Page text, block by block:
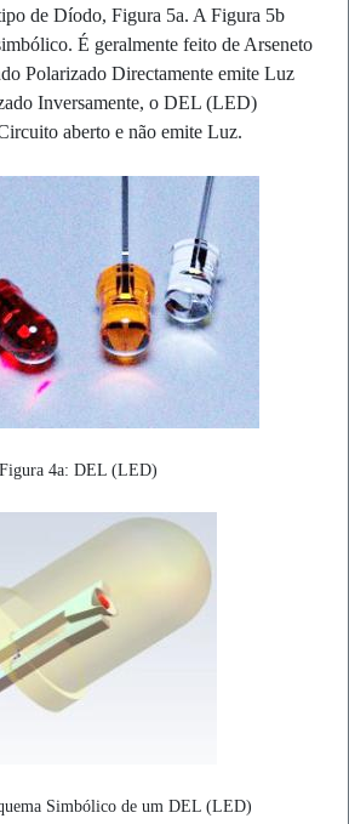
de Díodo, Figura 5a. A Figura 5b
É geralmente feito de Arseneto
Polarizado Directamente emite Luz
Inversamente, o DEL (LED)
aberto e não emite Luz.
Figura 4a: DEL (LED)
Simbólico de um DEL (LED)